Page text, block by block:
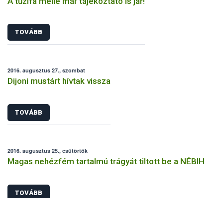
TOVÁBB
2016. augusztus 27., szombat
Dijoni mustárt hívtak vissza
TOVÁBB
2016. augusztus 25., csütörtök
Magas nehézfém tartalmú trágyát tiltott be a NÉBIH
TOVÁBB